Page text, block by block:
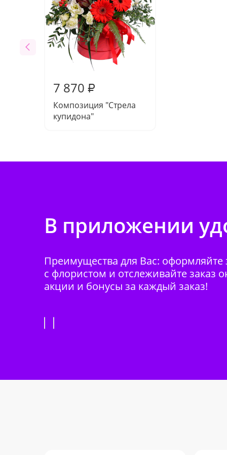
7 870 ₽
Композиция "Стрела
купидона"
В приложении
Преимущества для Вас: оформляйте
с флористом и отслеживайте заказ
акции и бонусы за каждый заказ!